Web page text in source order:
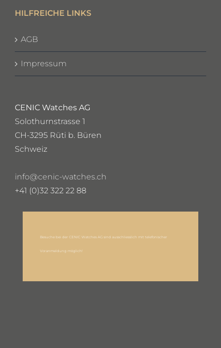
HILFREICHE LINKS
AGB
Impressum
CENIC Watches AG
Solothurnstrasse 1
CH-3295 Rüti b. Büren
Schweiz
info@cenic-watches.ch
+41 (0)32 322 22 88
Besuche bei der CENIC Watches AG sind ausschliesslich mit telefonischer
Voranmeldung möglich!